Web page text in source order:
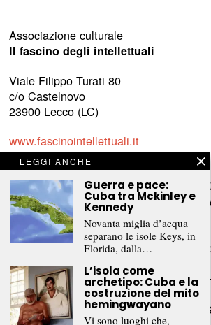
Associazione culturale
Il fascino degli intellettuali
Viale Filippo Turati 80
c/o Castelnovo
23900 Lecco (LC)
www.fascinointellettuali.it
info[at]fascinointellettuali.it
Per segnalare eventuali errori nell’uso
riservato,
scriveteci e provvederemo
rimozione del materiale lesivo dei diritti
L’intero contenuto di questo sito web è
copyright.
©2026FRAMMENTI
LEGGI ANCHE
Guerra e pace:
Cuba tra Mckinley e
Kennedy
Novanta miglia d’acqua
separano le isole Keys, in
Florida, dalla…
L’isola come
archetipo: Cuba e la
costruzione del mito
hemingwayano
Vi sono luoghi che,